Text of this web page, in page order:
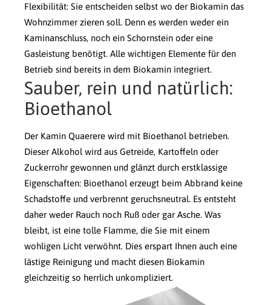
Flexibilität: Sie entscheiden selbst wo der Biokamin das
Wohnzimmer zieren soll. Denn es werden weder ein
Kaminanschluss, noch ein Schornstein oder eine
Gasleistung benötigt. Alle wichtigen Elemente für den
Betrieb sind bereits in dem Biokamin integriert.
Sauber, rein und natürlich:
Bioethanol
Der Kamin Quaerere wird mit Bioethanol betrieben.
Dieser Alkohol wird aus Getreide, Kartoffeln oder
Zuckerrohr gewonnen und glänzt durch erstklassige
Eigenschaften: Bioethanol erzeugt beim Abbrand keine
Schadstoffe und verbrennt geruchsneutral. Es entsteht
daher weder Rauch noch Ruß oder gar Asche. Was
bleibt, ist eine tolle Flamme, die Sie mit einem
wohligen Licht verwöhnt. Dies erspart Ihnen auch eine
lästige Reinigung und macht diesen Biokamin
gleichzeitig so herrlich unkompliziert.